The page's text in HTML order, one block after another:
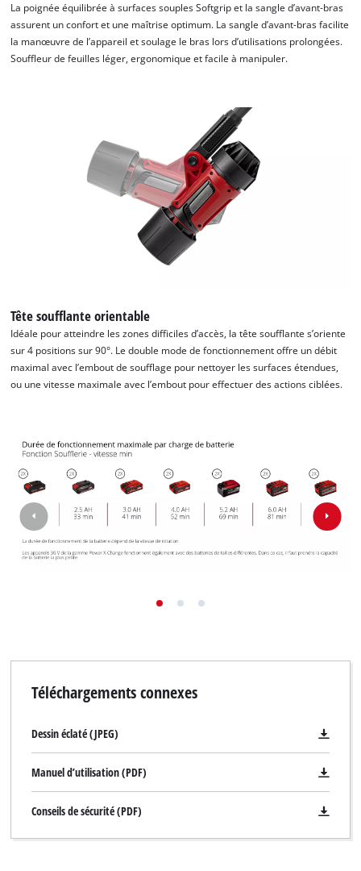
Nous avons besoin de ton accord pour
pouvoir charger Google Maps !
This content is not permitted to load due
to trackers that are not disclosed to the
visitor. The website owner needs to setup
the site with their CMP to add this content
to the list of technologies used.
Powered byUsercentrics Consent
Management Platform
La poignée équilibrée à surfaces souples Softgrip et la sangle d’avant-bras
assurent un confort et une maîtrise optimum. La sangle d’avant-bras facilite
la manœuvre de l’appareil et soulage le bras lors d’utilisations prolongées.
Souffleur de feuilles léger, ergonomique et facile à manipuler.
Tête soufflante orientable
Idéale pour atteindre les zones difficiles d’accès, la tête soufflante s’oriente
sur 4 positions sur 90°. Le double mode de fonctionnement offre un débit
maximal avec l’embout de soufflage pour nettoyer les surfaces étendues,
ou une vitesse maximale avec l’embout pour effectuer des actions ciblées.
Téléchargements connexes
Dessin éclaté (JPEG)
Manuel d’utilisation (PDF)
Conseils de sécurité (PDF)